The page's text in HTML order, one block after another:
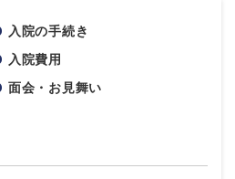
入院の手続き
入院費用
面会・お見舞い